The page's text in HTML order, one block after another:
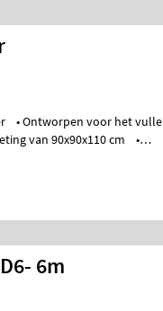
van 90x90x110 cm •
6m